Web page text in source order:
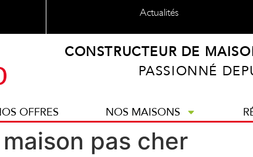
Actualités
CONSTRUCTEUR DE
PASSIONNÉ
OFFRES NOS MAISONS
maison pas cher